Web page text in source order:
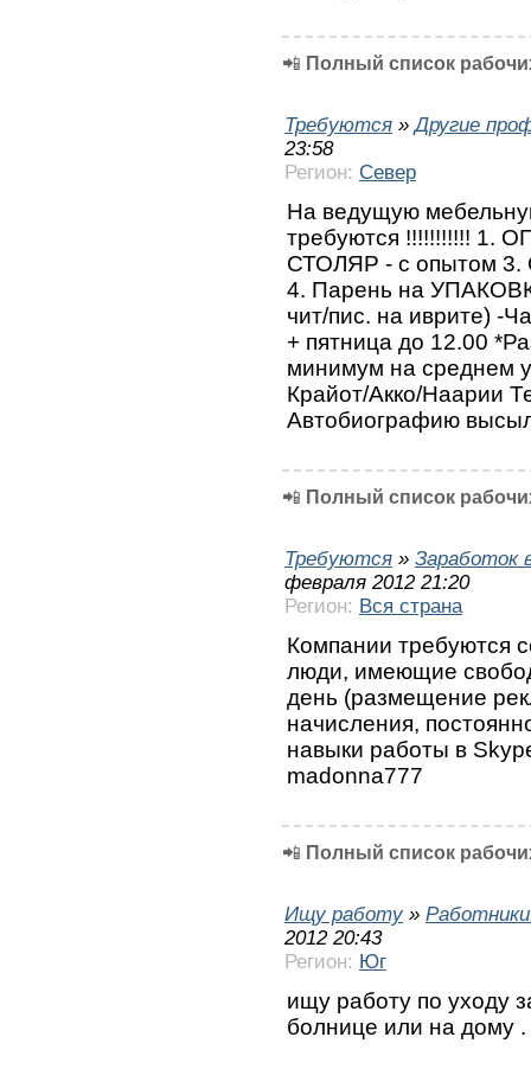
📲 Полный список
Требуются »Другие
23:58
Регион: Север
На ведущую
требуются !!!!!!!!!!!
СТОЛЯР - с опытом
4. Парень на
чит/пис. на иврите) -
+ пятница до 12.00
минимум на среднем
Крайот/Акко/Наарии
Автобиографию
📲 Полный список
Требуются » Заработок
февраля 2012 21:20
Регион: Вся страна
Компании требуются
люди, имеющие
день (размещение
начисления,
навыки работы в
madonna777
📲 Полный список
Ищу работу »
2012 20:43
Регион: Юг
ищу работу по уходу
болнице или на дому .